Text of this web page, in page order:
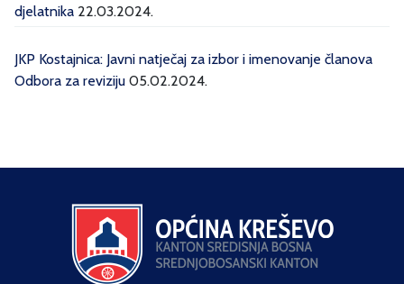
djelatnika 22.03.2024.
JKP Kostajnica: Javni natječaj za izbor i imenovanje članova
Odbora za reviziju 05.02.2024.